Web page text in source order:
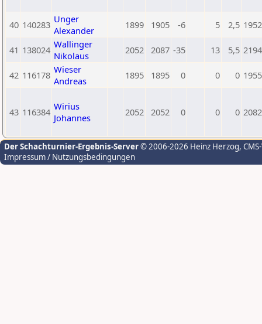
40 140283 Unger
Alexander
1899 1905 -6 5 2,5 1952
41 138024 Wallinger
Nikolaus
2052 2087 -35 13 5,5 2194
42 116178 Wieser
Andreas
1895 1895 0 0 0 1955
43 116384 Wirius
Johannes
2052 2052 0 0 0 2082
Der Schachturnier-Ergebnis-Server© 2006-2026 Heinz Herzog,
Impressum / Nutzungsbedingungen